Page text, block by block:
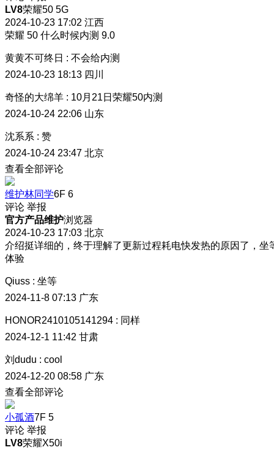
LV8荣耀50 5G
2024-10-23 17:02 江西
荣耀 50 什么时候内测 9.0
黄黄不可终日 : 不会给内测
2024-10-23 18:13 四川
奇怪的大绵羊 : 10月21日荣耀50内测
2024-10-24 22:06 山东
沈系系 : 赞
2024-10-24 23:47 北京
查看全部评论
维护林同学6F 6
评论 举报
官方产品维护浏览器
2024-10-23 17:03 北京
介绍挺详细的，终于理解了更新过程耗电快发热的原因了，坐
体验
Qiuss : 坐等
2024-11-8 07:13 广东
HONOR2410105141294 : 同样
2024-12-1 11:42 甘肃
刘dudu : cool
2024-12-20 08:58 广东
查看全部评论
小孤酒7F 5
评论 举报
LV8荣耀X50i